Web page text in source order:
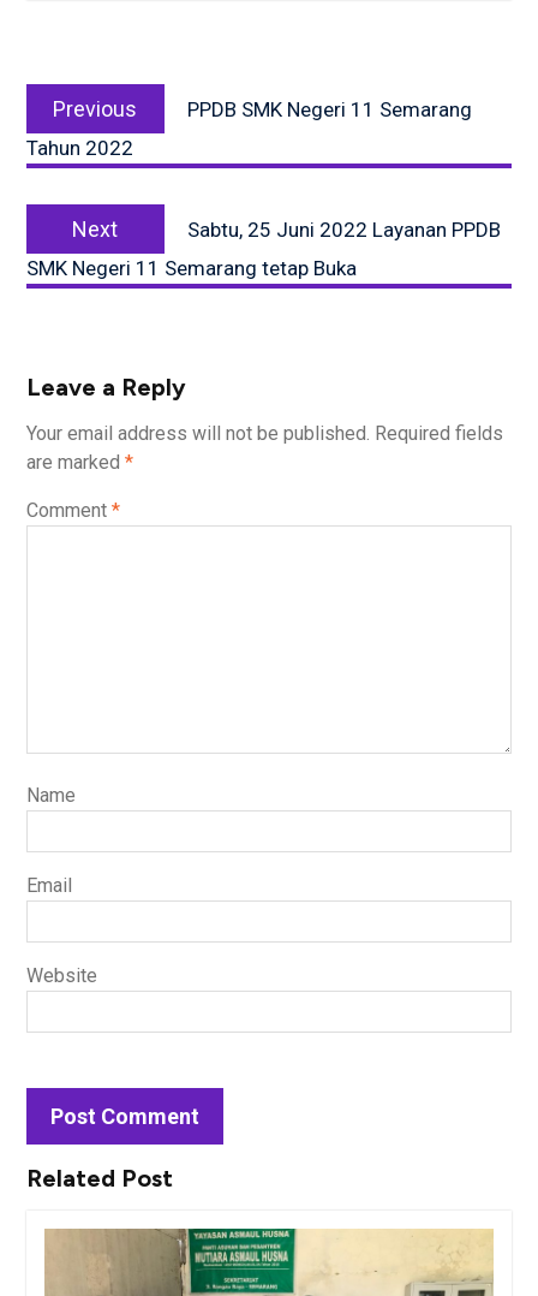
navigation
Previous
post:
PPDB SMK Negeri 11 Semarang
Tahun 2022
Next
post:
Sabtu, 25 Juni 2022 Layanan PPDB
SMK Negeri 11 Semarang tetap Buka
Leave a Reply
Your email address will not be published. Required fields
are marked *
Comment *
Name
Email
Website
Related Post